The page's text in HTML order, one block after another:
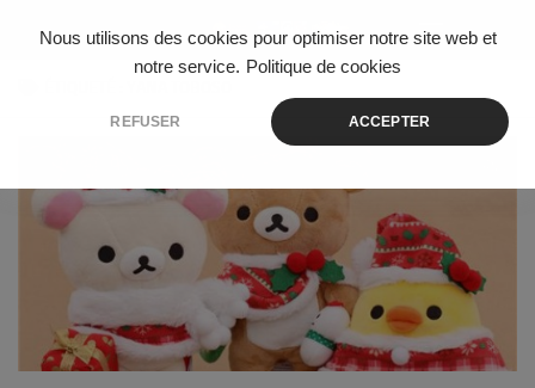
Nous utilisons des cookies pour optimiser notre site web et
notre service. Politique de cookies
REFUSER ACCEPTER
Skip to content